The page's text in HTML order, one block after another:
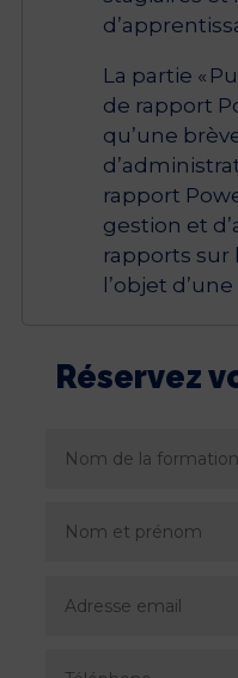
La partie «
de rapport
qu’une
rapport
gestion et
rapports sur
l’objet
Réservez